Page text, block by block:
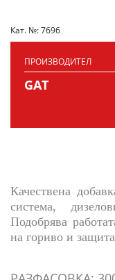
Кат. №: 7696
ПРОИЗВОДИТЕЛ
GAT
Качествена
система,
Подобрява
на гориво и